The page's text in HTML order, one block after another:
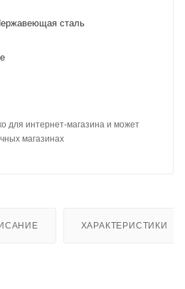
сталь
для интернет-магазина и может
магазинах
ХАРАКТЕРИСТИКИ